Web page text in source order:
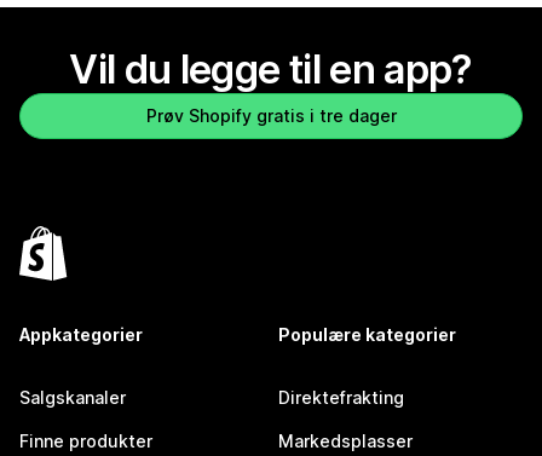
Vil du legge til en app?
Prøv Shopify gratis i tre dager
Appkategorier
Salgskanaler
Finne produkter
Populære kategorier
Direktefrakting
Markedsplasser